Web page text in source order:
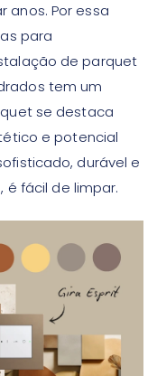
anos. Por essa
para
de parquet
tem um
se destaca
e potencial
durável e
é fácil de limpar.